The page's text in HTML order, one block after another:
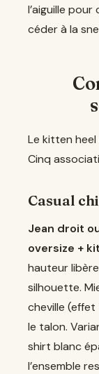
l’aiguille
céder à la
Le kitten
Cinq
Casual
Jean droit
oversize +
hauteur
silhouette.
cheville (effet
le talon.
shirt blanc
l’ensemble